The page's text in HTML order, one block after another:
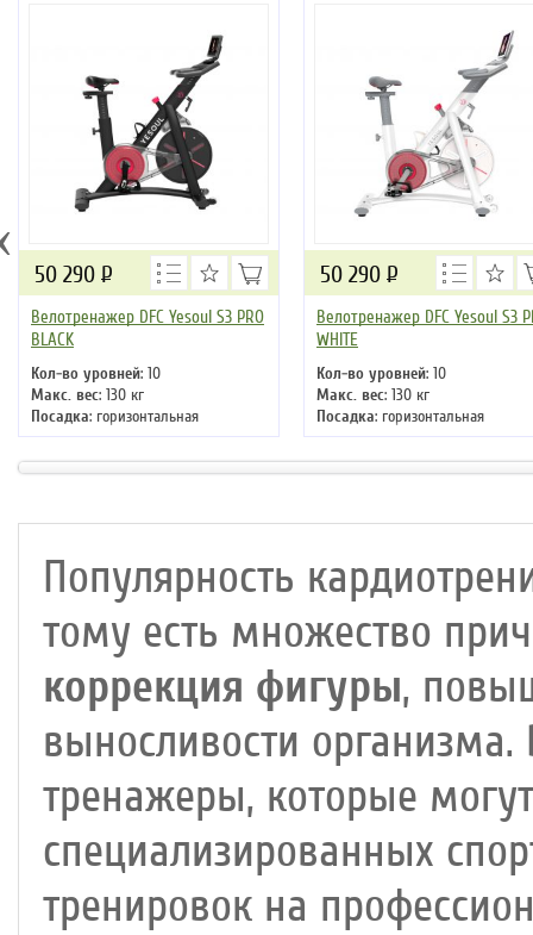
Велотренажер DFC Yesoul S3 PRO
BLACK
Кол-во уровней: 10
Макс. вес: 130 кг
Посадка: горизонтальная
Цвет: черный
Система нагружения: магнитная
50 290 Р
Велотренажер DFC Yesoul S3
WHITE
Кол-во уровней: 10
Макс. вес: 130 кг
Посадка: горизонтальная
Цвет: белый
Система нагружения: магнитная
50 290 Р
Популярность
тому есть множество
коррекция фигуры,
выносливости
тренажеры, которые
специализированных
тренировок на